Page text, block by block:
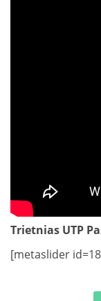
Trietnias UTP
[metaslider